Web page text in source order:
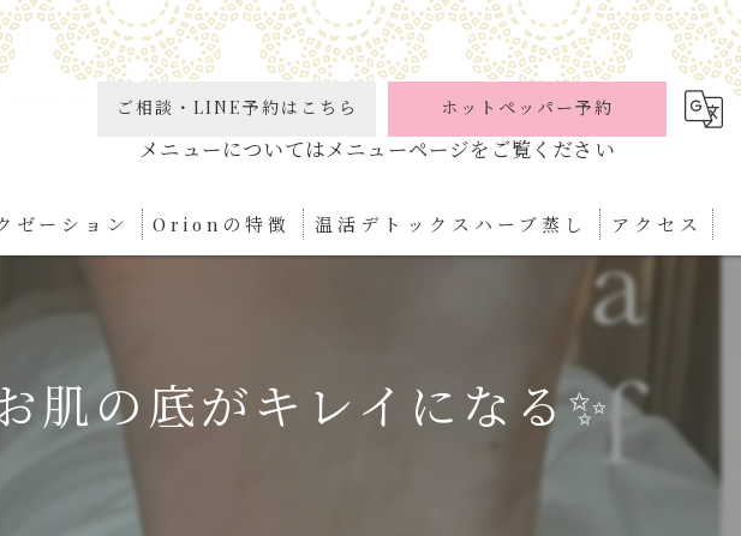
ご相談・LINE予約はこちら ホットペッパー予約
ゼーション Orionの特徴
足つぼ
温活デトックスハーブ蒸し アクセス
肌の底がキレイになる✨